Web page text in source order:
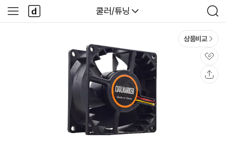
다나와
쿨러/튜닝
검
색
사
이
다
나
와
상품비교
관
심